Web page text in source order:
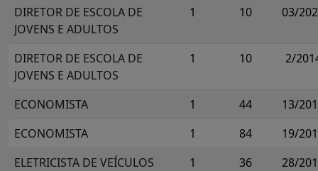
DIRETOR DE ESCOLA DE
JOVENS E ADULTOS
1 10 03/
DIRETOR DE ESCOLA DE
JOVENS E ADULTOS
1 10 2/
ECONOMISTA 1 44
13/
ECONOMISTA
1 84
19/
ELETRICISTA DE VEÍCULOS
1 36
28/